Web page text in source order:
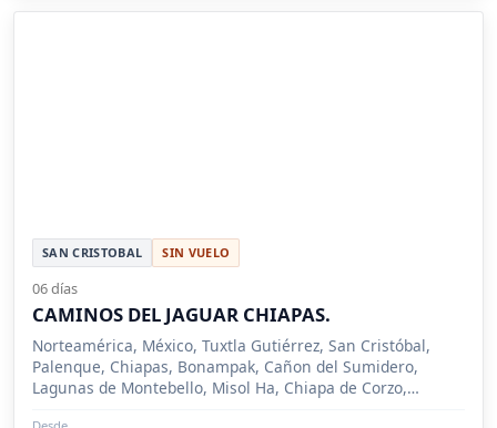
SAN CRISTOBAL SIN VUELO
06 días
CAMINOS DEL JAGUAR CHIAPAS.
Norteamérica, México, Tuxtla Gutiérrez, San Cristóbal,
Palenque, Chiapas, Bonampak, Cañon del Sumidero,
Lagunas de Montebello, Misol Ha, Chiapa de Corzo,